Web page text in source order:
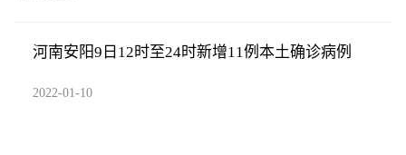
河南安阳9日12时至24时新增11例本土确诊病例
2022-01-10